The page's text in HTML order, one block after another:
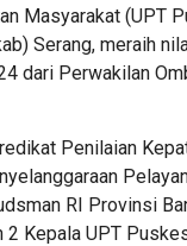
Masyarakat (UPT
Serang, meraih
dari Perwakilan
Penilaian
RI Provinsi
Kepala UPT